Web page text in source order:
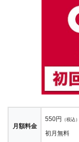
月額料金
550円 （税込）
初月無料